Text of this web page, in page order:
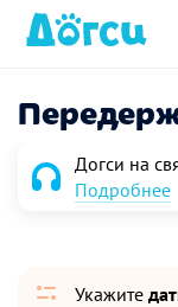
Догси на
Подробнее
Укажите